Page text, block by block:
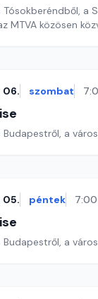
Tósokberéndből, a
MTVA közösen
06. szombat
a
05. péntek 7:00
a